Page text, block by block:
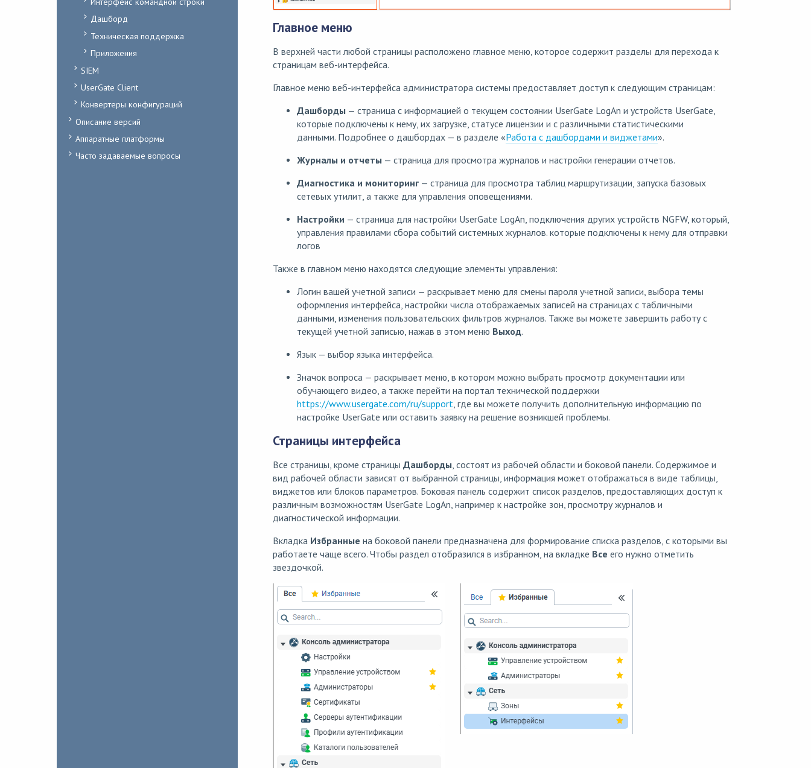
Дашборд
Техническая поддержка
Приложения
SIEM
UserGate Client
Конвертеры конфигураций
Описание версий
Аппаратные платформы
Часто задаваемые вопросы
Главное меню
В верхней части любой страницы расположено главное меню, которое содержит разделы для перехода к
страницам веб-интерфейса.
Главное меню веб-интерфейса администратора системы предоставляет доступ к следующим страницам:
Дашборды— страница с информацией о текущем состоянии UserGate LogAn и устройств UserGate,
которые подключены к нему, их загрузке, статусе лицензии и с различными статистическими
данными. Подробнее о дашбордах — в разделе «Работа с дашбордами и виджетами».
Журналы и отчеты— страница для просмотра журналов и настройки генерации отчетов.
Диагностика и мониторинг— страница для просмотра таблиц маршрутизации, запуска базовых
сетевых утилит, а также для управления оповещениями.
Настройки — страница для настройки UserGate LogAn, подключения других устройств NGFW, который,
управления правилами сбора событий системных журналов. которые подключены к нему для отправки
логов
Также в главном меню находятся следующие элементы управления:
Логин вашей учетной записи — раскрывает меню для смены пароля учетной записи, выбора темы
оформления интерфейса, настройки числа отображаемых записей на страницах с табличными
данными, изменения пользовательских фильтров журналов. Также вы можете завершить работу с
текущей учетной записью, нажав в этом меню Выход.
Язык — выбор языка интерфейса.
Значок вопроса — раскрывает меню, в котором можно выбрать просмотр документации или
обучающего видео, а также перейти на портал технической поддержки
https://www.usergate.com/ru/support, где вы можете получить дополнительную информацию по
настройке UserGate или оставить заявку на решение возникшей проблемы.
Страницы интерфейса
Все страницы, кроме страницы Дашборды, состоят из рабочей области и боковой панели. Содержимое и
вид рабочей области зависят от выбранной страницы, информация может отображаться в виде таблицы,
виджетов или блоков параметров. Боковая панель содержит список разделов, предоставляющих доступ к
различным возможностям UserGate LogAn, например к настройке зон, просмотру журналов и
диагностической информации.
Вкладка Избранные на боковой панели предназначена для формирование списка разделов, с которыми вы
работаете чаще всего. Чтобы раздел отобразился в избранном, на вкладке Все его нужно отметить
звездочкой.